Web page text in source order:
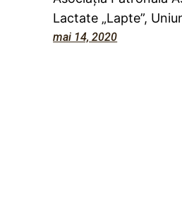
Lactate „Lapte”,
mai 14, 2020